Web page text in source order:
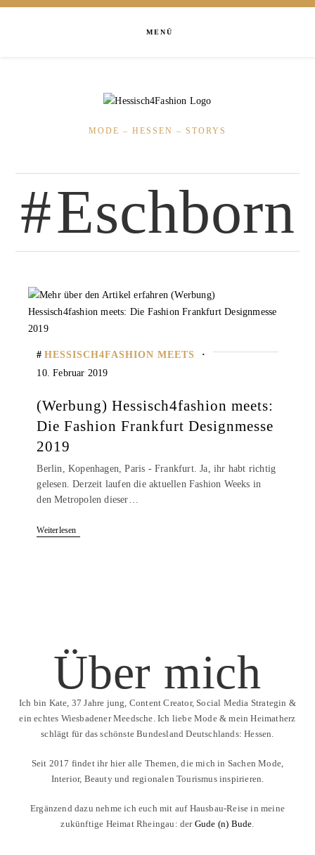
MENÜ
MODE – HESSEN – STORYS
Eschborn
HESSISCH4FASHION MEETS
10. Februar 2019
(Werbung) Hessisch4fashion meets:
Die Fashion Frankfurt Designmesse
2019
Berlin, Kopenhagen, Paris - Frankfurt. Ja, ihr habt richtig
gelesen. Derzeit laufen die aktuellen Fashion Weeks in
den Metropolen dieser…
Weiterlesen
Über mich
Ich bin Kate, 37 Jahre jung, Content Creator, Social Media Strategin &
ein echtes Wiesbadener Meedsche. Ich liebe Mode & mein Heimatherz
schlägt für das schönste Bundesland Deutschlands: Hessen.
Seit 2017 findet ihr hier alle Themen, die mich in Sachen Mode,
Interior, Beauty und regionalen Tourismus inspirieren.
Ergänzend dazu nehme ich euch mit auf Hausbau-Reise in meine
zukünftige Heimat Rheingau: der Gude (n) Bude